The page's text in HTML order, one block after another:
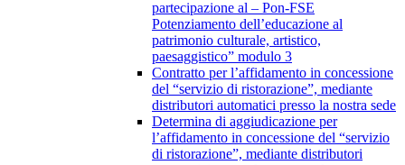
partecipazione al – Pon-FSE
Potenziamento dell’educazione al
patrimonio culturale, artistico,
paesaggistico” modulo 3
Contratto per l’affidamento in concessione
del “servizio di ristorazione”, mediante
distributori automatici presso la nostra sede
Determina di aggiudicazione per
l’affidamento in concessione del “servizio
di ristorazione”, mediante distributori